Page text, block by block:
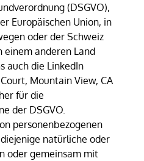
(DSGVO),
Europäischen Union, in
oder der Schweiz
einem anderen Land
auch die LinkedIn
Mountain View, CA
für die
der DSGVO.
personenbezogenen
natürliche oder
oder gemeinsam mit